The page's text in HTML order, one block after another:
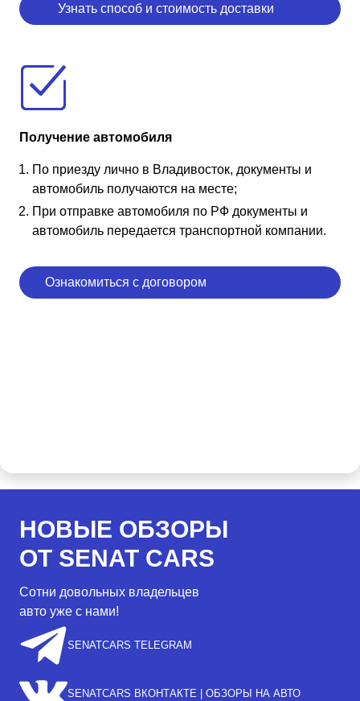
Узнать способ и стоимость доставки
Получение автомобиля
По приезду лично в Владивосток, документы и
автомобиль получаются на месте;
При отправке автомобиля по РФ документы и
автомобиль передается транспортной компании.
Ознакомиться с договором
НОВЫЕ ОБЗОРЫ
ОТ SENAT CARS
Сотни довольных владельцев
авто уже с нами!
SENATCARS TELEGRAM
SENATCARS ВКОНТАКТЕ | ОБЗОРЫ НА АВТО